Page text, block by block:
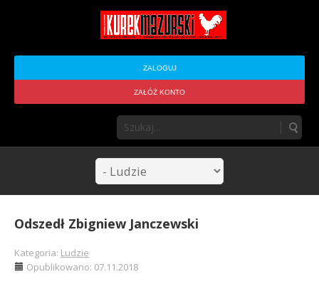
ZALOGUJ
ZAŁÓŻ KONTO
Odszedł Zbigniew Janczewski
Kategoria: Ludzie
Opublikowano: 07.11.2018